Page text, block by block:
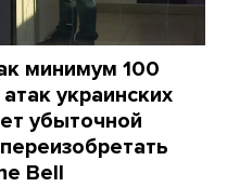
минимум 100
украинских
убыточной
Bell